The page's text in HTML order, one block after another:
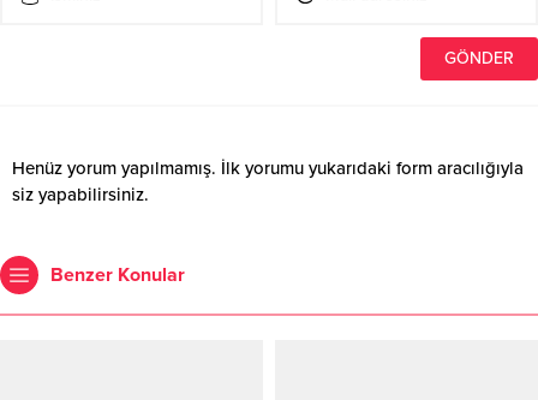
Henüz yorum yapılmamış. İlk yorumu yukarıdaki form aracılığıyla
siz yapabilirsiniz.
Benzer Konular